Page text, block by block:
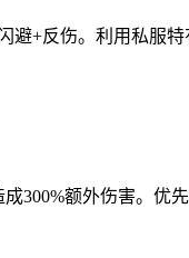
+反伤。利用私服
300%额外伤害。优